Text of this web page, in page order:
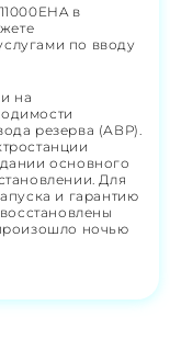
в
по вводу
на
резерва (АВР).
основного
Для
и гарантию
ночью